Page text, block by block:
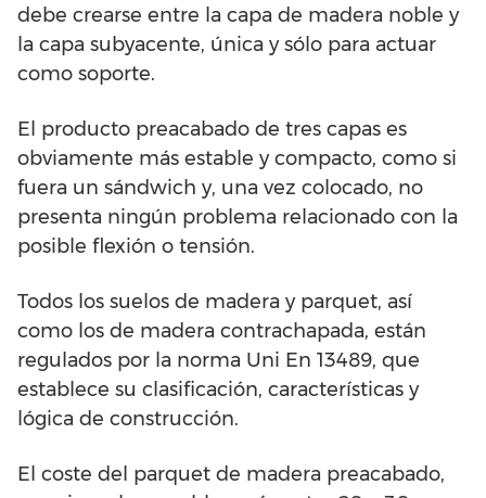
debe crearse entre la capa de madera noble y
la capa subyacente, única y sólo para actuar
como soporte.
El producto preacabado de tres capas es
obviamente más estable y compacto, como si
fuera un sándwich y, una vez colocado, no
presenta ningún problema relacionado con la
posible flexión o tensión.
Todos los suelos de madera y parquet, así
como los de madera contrachapada, están
regulados por la norma Uni En 13489, que
establece su clasificación, características y
lógica de construcción.
El coste del parquet de madera preacabado,